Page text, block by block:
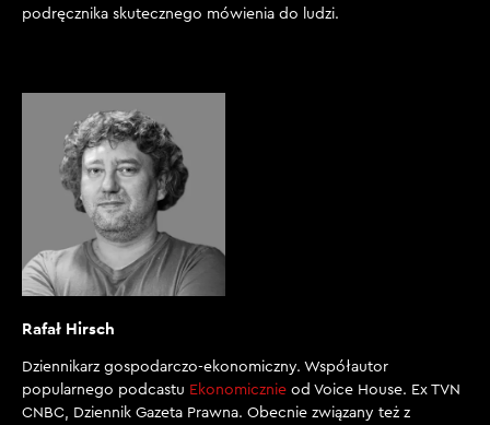
podręcznika skutecznego mówienia do ludzi.
Rafał Hirsch
Dziennikarz gospodarczo-ekonomiczny. Współautor
popularnego podcastu Ekonomicznie od Voice House. Ex TVN
CNBC, Dziennik Gazeta Prawna. Obecnie związany też z